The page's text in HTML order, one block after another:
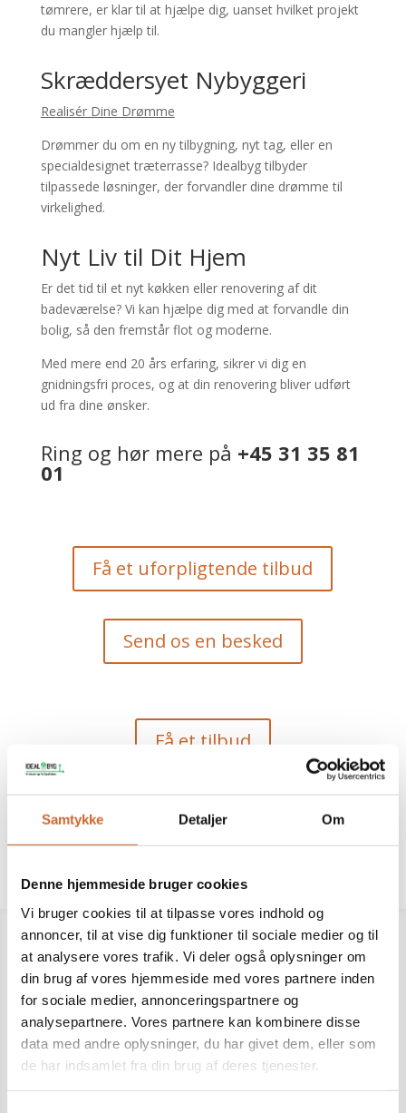
Samtykke Detaljer Om
Denne hjemmeside bruger cookies
Vi bruger cookies til at tilpasse vores indhold og
annoncer, til at vise dig funktioner til sociale medier og til
at analysere vores trafik. Vi deler også oplysninger om
din brug af vores hjemmeside med vores partnere inden
for sociale medier, annonceringspartnere og
analysepartnere. Vores partnere kan kombinere disse
data med andre oplysninger, du har givet dem, eller som
de har indsamlet fra din brug af deres tjenester.
tømrere, er klar til at hjælpe dig, uanset hvilket projekt
du mangler hjælp til.
Skræddersyet Nybyggeri
Realisér Dine Drømme
Drømmer du om en ny tilbygning, nyt tag, eller en
specialdesignet træterrasse? Idealbyg tilbyder
tilpassede løsninger, der forvandler dine drømme til
virkelighed.
Nyt Liv til Dit Hjem
Er det tid til et nyt køkken eller renovering af dit
badeværelse? Vi kan hjælpe dig med at forvandle din
bolig, så den fremstår flot og moderne.
Med mere end 20 års erfaring, sikrer vi dig en
gnidningsfri proces, og at din renovering bliver udført
ud fra dine ønsker.
Ring og hør mere på +45 31 35 81
01
Få et uforpligtende tilbud
Send os en besked
Få et tilbud
Send en besked
Reparationer der holder ved
Kvalitet der Varer
Når det er tid til at forny eller renovere dit hjem i Køge,
så står vi klar til at hjælpe dig, og det er uanset om det
er tagreparationer, gulvrenovering eller renovering af